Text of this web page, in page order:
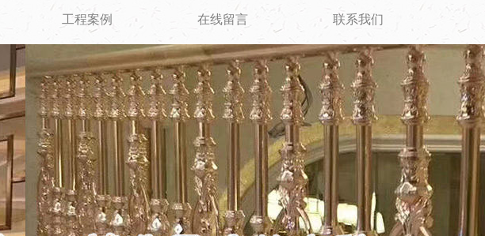
工程案例 在线留言 联系我们